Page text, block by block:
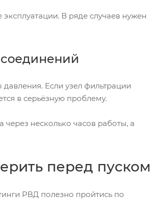
В ряде случаев нужен
Если узел фильтрации
в серьёзную проблему.
через несколько часов работы, а
перед пуском
РВД полезно пройтись по